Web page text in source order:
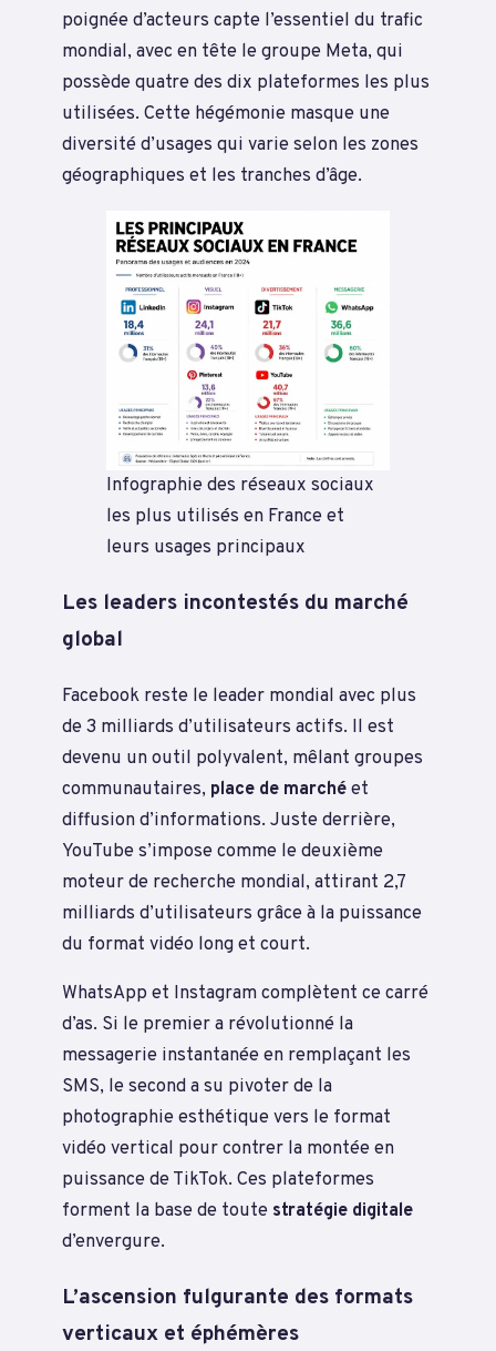
poignée d’acteurs capte l’essentiel du trafic
mondial, avec en tête le groupe Meta, qui
possède quatre des dix plateformes les plus
utilisées. Cette hégémonie masque une
diversité d’usages qui varie selon les zones
géographiques et les tranches d’âge.
Infographie des réseaux sociaux
les plus utilisés en France et
leurs usages principaux
Les leaders incontestés du marché
global
Facebook reste le leader mondial avec plus
de 3 milliards d’utilisateurs actifs. Il est
devenu un outil polyvalent, mêlant groupes
communautaires, place de marchéet
diffusion d’informations. Juste derrière,
YouTube s’impose comme le deuxième
moteur de recherche mondial, attirant 2,7
milliards d’utilisateurs grâce à la puissance
du format vidéo long et court.
WhatsApp et Instagram complètent ce carré
d’as. Si le premier a révolutionné la
messagerie instantanée en remplaçant les
SMS, le second a su pivoter de la
photographie esthétique vers le format
vidéo vertical pour contrer la montée en
puissance de TikTok. Ces plateformes
forment la base de toute stratégie digitale
d’envergure.
L’ascension fulgurante des formats
verticaux et éphémères